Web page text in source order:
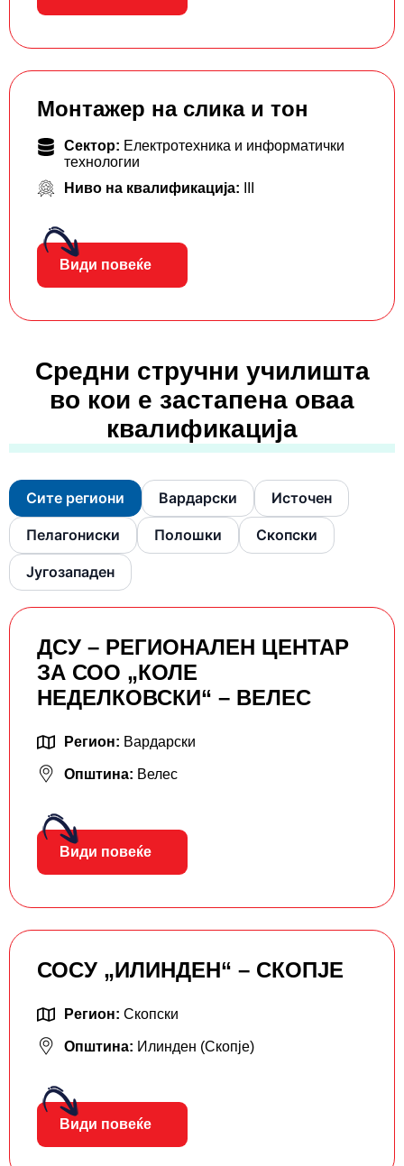
Монтажер на слика и тон
Сектор: Електротехника и информатички
технологии
Ниво на квалификација:
Види повеќе
Средни стручни училишта
во кои е застапена оваа
квалификација
Сите региони Вардарски Источен
Пелагониски Полошки Скопски
Југозападен
ДСУ – РЕГИОНАЛЕН ЦЕНТАР
ЗА СОО „КОЛЕ
НЕДЕЛКОВСКИ“ – ВЕЛЕС
Регион: Вардарски
Општина: Велес
Види повеќе
СОСУ „ИЛИНДЕН“ – СКОПЈЕ
Регион: Скопски
Општина: Илинден (Скопје)
Види повеќе